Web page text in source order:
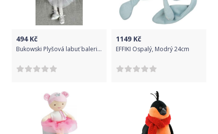
494Kč
Bukowski Plyšová labuť balerina White Odette s růžovou sukní
1149 Kč
EFFIKI Ospalý, Modrý 24cm